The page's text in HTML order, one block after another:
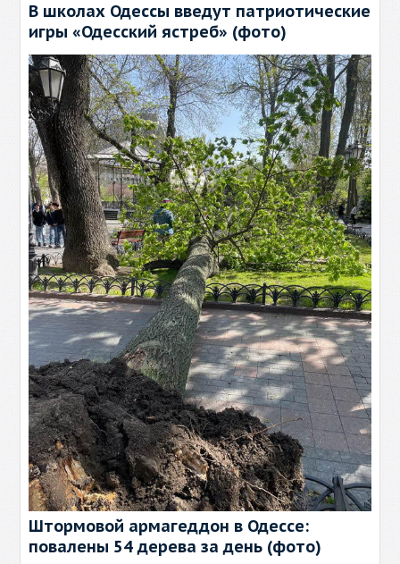
В школах Одессы введут патриотические
игры «Одесский ястреб» (фото)
Штормовой армагеддон в Одессе:
повалены 54 дерева за день (фото)